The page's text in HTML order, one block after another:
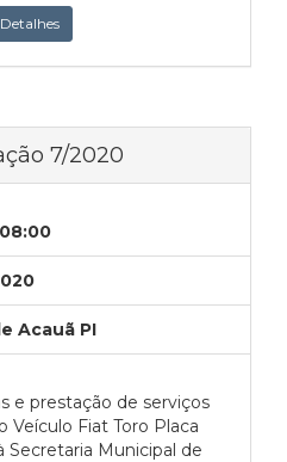
7/2020
Acauã PI
e prestação de serviços
Fiat Toro Placa
Secretaria Municipal de